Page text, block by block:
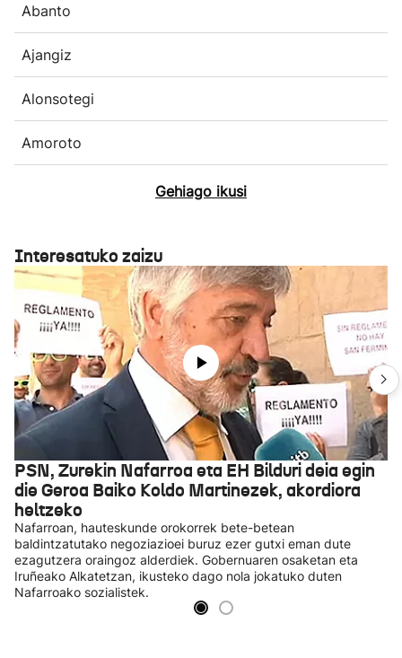
Abanto
Ajangiz
Alonsotegi
Amoroto
Gehiago ikusi
Interesatuko zaizu
PSN, Zurekin Nafarroa eta EH Bilduri deia egin
die Geroa Baiko Koldo Martinezek, akordiora
heltzeko
Nafarroan, hauteskunde orokorrek bete-betean
baldintzatutako negoziazioei buruz ezer gutxi eman dute
ezagutzera oraingoz alderdiek. Gobernuaren osaketan eta
Iruñeako Alkatetzan, ikusteko dago nola jokatuko duten
Nafarroako sozialistek.